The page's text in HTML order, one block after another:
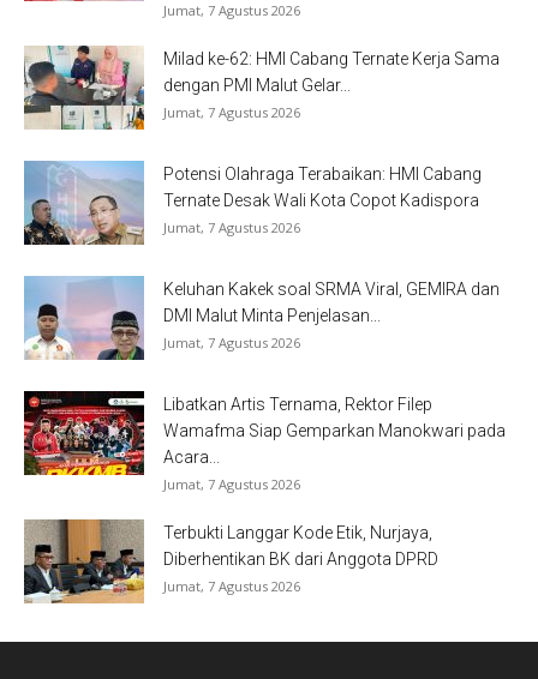
Jumat, 7 Agustus 2026
Milad ke-62: HMI Cabang Ternate Kerja Sama
dengan PMI Malut Gelar...
Jumat, 7 Agustus 2026
Potensi Olahraga Terabaikan: HMI Cabang
Ternate Desak Wali Kota Copot Kadispora
Jumat, 7 Agustus 2026
Keluhan Kakek soal SRMA Viral, GEMIRA dan
DMI Malut Minta Penjelasan...
Jumat, 7 Agustus 2026
Libatkan Artis Ternama, Rektor Filep
Wamafma Siap Gemparkan Manokwari pada
Acara...
Jumat, 7 Agustus 2026
Terbukti Langgar Kode Etik, Nurjaya,
Diberhentikan BK dari Anggota DPRD
Jumat, 7 Agustus 2026